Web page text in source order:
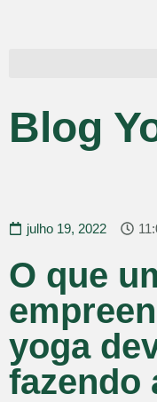
Blog
julho 19, 2022
O que
yoga
fazendo